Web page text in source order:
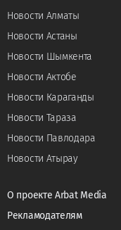
Новости Алматы
Новости Астаны
Новости Шымкента
Новости Актобе
Новости Караганды
Новости Тараза
Новости Павлодара
Новости Атырау
О проекте Arbat Media
Рекламодателям